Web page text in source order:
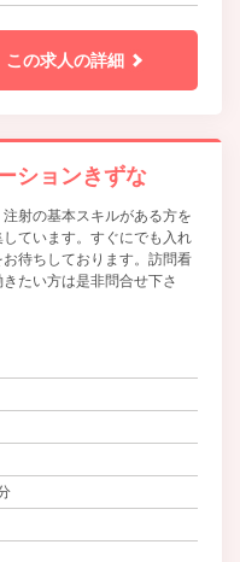
この求人の詳細
ションきずな
注射の基本スキルがある方を
しています。すぐにでも入れ
お待ちしております。訪問看
たい方は是非問合せ下さ